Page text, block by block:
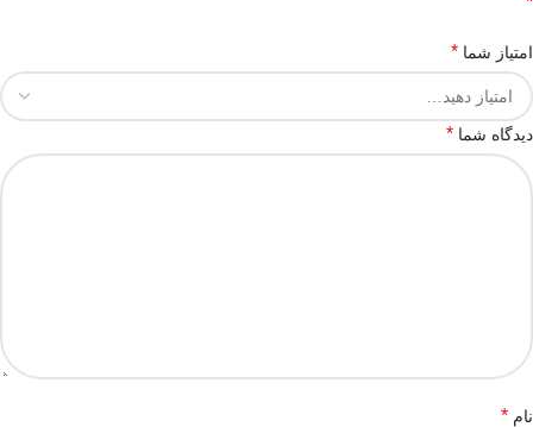
امتیاز شما *
دیدگاه شما *
نام *